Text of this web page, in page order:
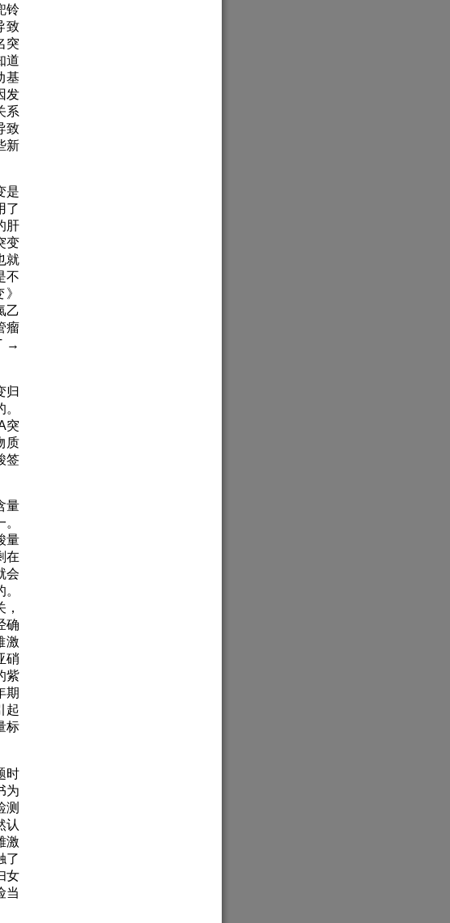
铃
致
突
道
基
发
系
致
新
是
了
肝
变
就
不
乙
瘤
→
归
突
质
签
量
量
在
会
确
激
硝
紫
期
起
标
时
为
测
认
激
了
女
当